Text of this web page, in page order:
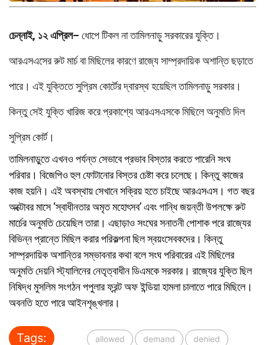
চেন্নাই, ১২ এপ্রিল– ধোপে টিকল না তামিলনাড়ু সরকারের যুক্তি।
আরএসএসের রুট মার্চ বা মিছিলের কারণে রাজ্যে সাম্প্রদায়িক অশান্তি ছড়াতে
পারে। এই যুক্তিতে সুপ্রিম কোর্টের দ্বারস্থ হয়েছিল তামিলনাড়ু সরকার।
কিন্তু সেই যুক্তি খারিজ করে প্রকাশ্যে আরএসএসকে মিছিলে অনুমতি দিল
সুপ্রিম কোর্ট।
তামিলনাড়ুতে এখনও পর্যন্ত সেভাবে প্রভাব বিস্তার করতে পারেনি সংঘ
পরিবার। বিজেপিও হুল ফোটানোর বিস্তর চেষ্টা করে চলেছে। কিন্তু কাজের
কাজ হয়নি। এই অবস্থায় সেখানে সক্রিয় হতে চাইছে আরএসএস। গত বছর
অক্টোবর মাসে ‘স্বাধীনতার অমৃত মহোৎসব’ এবং গান্ধি জয়ন্তী উপলক্ষে রুট
মার্চের অনুমতি চেয়েছিল তারা। এছাড়াও সংঘের সনাতনী পোশাক পরে রাজ্যের
বিভিন্ন প্রান্তে মিছিল করার পরিকল্পনা ছিল স্বয়ংসেবকদের। কিন্তু
সাম্প্রদায়িক অশান্তির সম্ভাবনার কথা বলে সংঘ পরিবারের এই মিছিলের
অনুমতি দেয়নি স্ট্যালিনের নেতৃত্বাধীন ডিএমকে সরকার। রাজ্যের যুক্তি ছিল
নিষিদ্ধ মুসলিম সংগঠন পপুলার ফ্রন্ট অফ ইন্ডিয়া হামলা চালাতে পারে মিছিলে।
অবনতি হতে পারে আইনশৃঙ্খলার।
Tags: allowed demand denied